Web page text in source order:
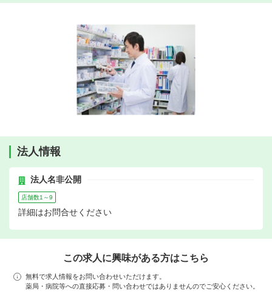
法人情報
法人名非公開
店舗数1～9
詳細はお問合せください
この求人に興味がある方はこちら
無料で求人情報をお問い合わせいただけます。
薬局・病院等への直接応募・問い合わせではありませんのでご安心ください。